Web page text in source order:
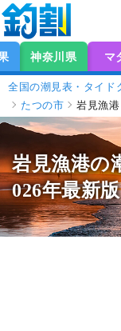
神奈川県 マ
全国の潮見表・タイド
たつの市
岩見漁港
岩見漁港の
026年最新